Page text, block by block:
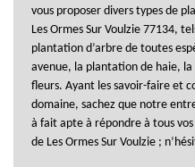
vous proposer divers types de
Les Ormes Sur Voulzie 77134,
plantation d’arbre de toutes
avenue, la plantation de haie,
fleurs. Ayant les savoir-faire et
domaine, sachez que notre
à fait apte à répondre à tous
de Les Ormes Sur Voulzie ;